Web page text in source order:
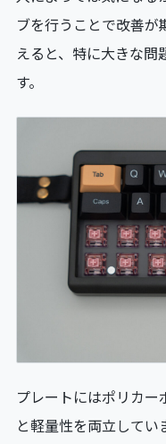
ブを行うことで改善が
えると、特に大きな問
す。
プレートにはポリカー
と軽量性を両立してい